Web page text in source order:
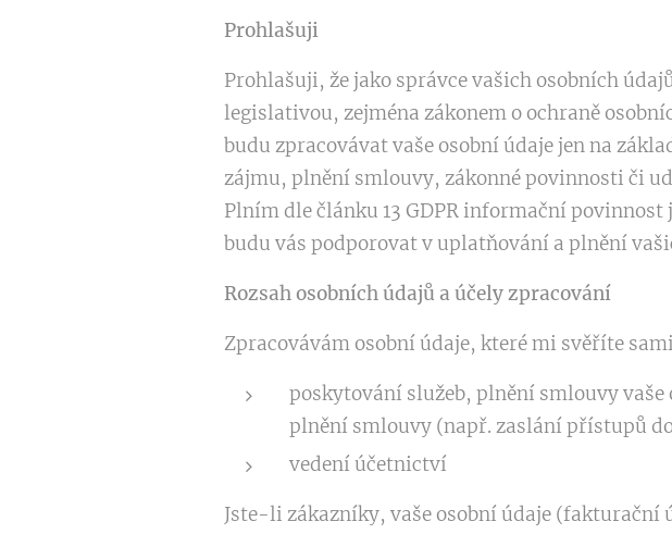
Prohlašuji
Prohlašuji, že jako správce vašich osobních
legislativou, zejména zákonem o ochraně
budu zpracovávat vaše osobní údaje jen na
zájmu, plnění smlouvy, zákonné povinnosti či
Plním dle článku 13 GDPR informační
budu vás podporovat v uplatňování a plnění
Rozsah osobních údajů a účely zpracování
Zpracovávám osobní údaje, které mi svěříte
poskytování služeb, plnění smlouvy
plnění smlouvy (např. zaslání přístupů
vedení účetnictví
Jste-li zákazníky, vaše osobní údaje (fakturační